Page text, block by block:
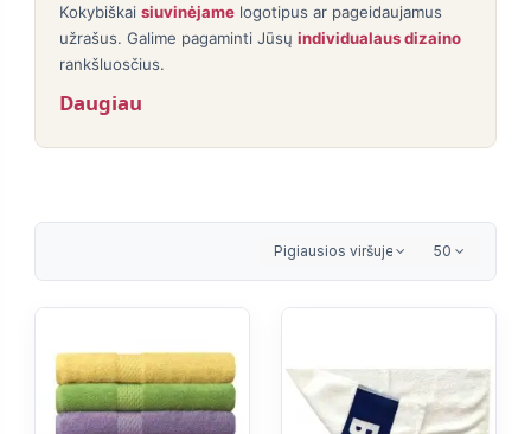
Kokybiškai siuvinėjame logotipus ar pageidaujamus
užrašus. Galime pagaminti Jūsų individualaus dizaino
rankšluosčius.
Daugiau
Pigiausios viršuje 50